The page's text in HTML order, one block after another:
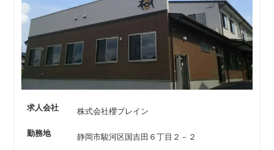
求人会社 株式会社櫻ブレイン
勤務地 静岡市駿河区国吉田６丁目２－２